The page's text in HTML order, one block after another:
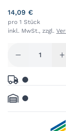
Oberfläche:
14,09 €
pro 1 Stück
inkl. MwSt., zzgl.